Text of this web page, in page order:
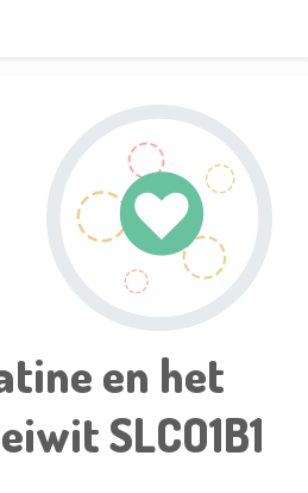
en het
SLCO1B1